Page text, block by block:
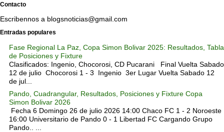
Contacto
Escribennos a blogsnoticias@gmail.com
Entradas populares
Fase Regional La Paz, Copa Simon Bolivar 2025: Resultados, Tabla
de Posiciones y Fixture
Clasificados: Ingenio, Chocorosi, CD Pucarani Final Vuelta Sabado
12 de julio Chocorosi 1 - 3 Ingenio 3er Lugar Vuelta Sabado 12
de jul...
Pando, Cuadrangular, Resultados, Posiciones y Fixture Copa
Simon Bolivar 2026
Fecha 6 Domingo 26 de julio 2026 14:00 Chaco FC 1 - 2 Noroeste
16:00 Universitario de Pando 0 - 1 Libertad FC Cargando Grupo
Pando.. ...